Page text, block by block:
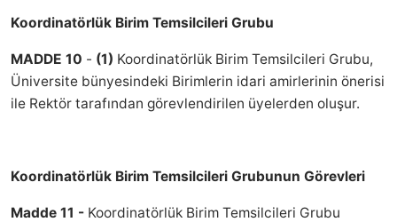
Koordinatörlük Birim Temsilcileri Grubu
MADDE 10 - (1) Koordinatörlük Birim Temsilcileri Grubu,
Üniversite bünyesindeki Birimlerin idari amirlerinin önerisi
ile Rektör tarafından görevlendirilen üyelerden oluşur.
Koordinatörlük Birim Temsilcileri Grubunun Görevleri
Madde 11 - Koordinatörlük Birim Temsilcileri Grubu